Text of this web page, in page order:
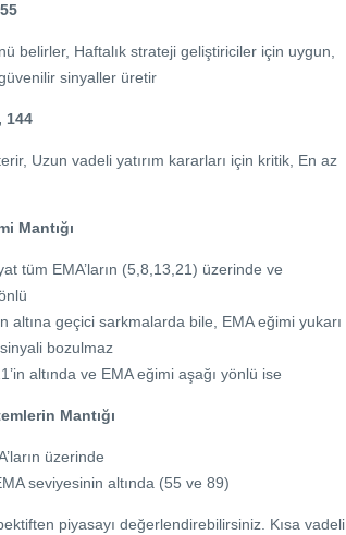
belirler, Haftalık strateji geliştiriciler için uygun,
sinyaller üretir
144
Uzun vadeli yatırım kararları için kritik, En az
Mantığı
tüm EMA’ların (5,8,13,21) üzerinde ve
altına geçici sarkmalarda bile, EMA eğimi yukarı
sinyali bozulmaz
altında ve EMA eğimi aşağı yönlü ise
Mantığı
üzerinde
seviyesinin altında (55 ve 89)
piyasayı değerlendirebilirsiniz. Kısa vadeli